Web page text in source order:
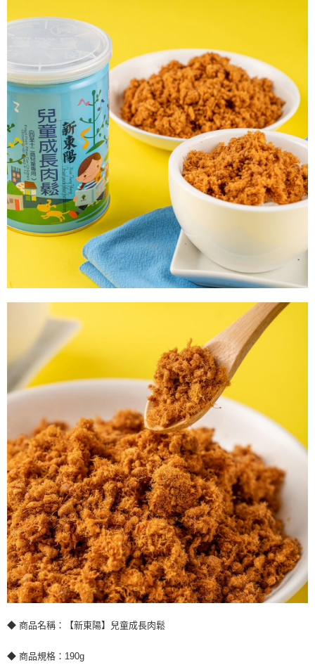
◆ 商品名稱：【新東陽】兒童成長肉鬆
◆ 商品規格：190g